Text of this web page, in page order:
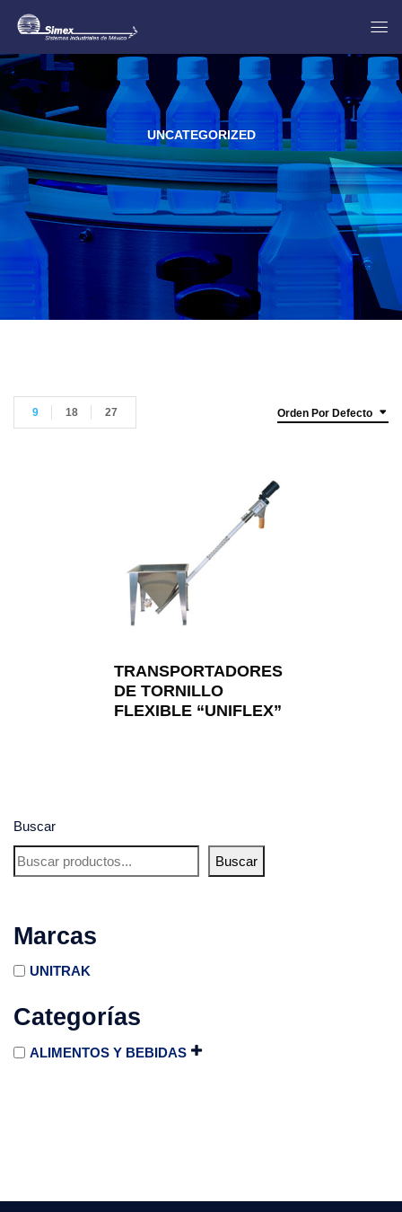
UNCATEGORIZED
Buscar
Buscar
Marcas
UNITRAK
Categorías
ALIMENTOS Y BEBIDAS
Orden Por Defecto
9 18 27
TRANSPORTADORES
DE TORNILLO
FLEXIBLE “UNIFLEX”